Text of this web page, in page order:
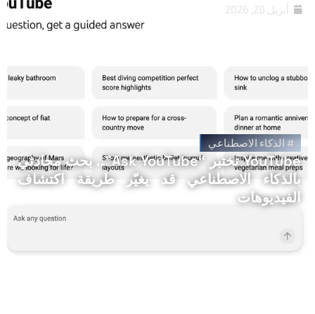
#الذكاء الاصطناعي
YouTube تختبر “Ask YouTube”.. بحث محادثي
بالذكاء الاصطناعي قد يغيّر طريقة اكتشاف
الفيديوهات
أبريل 28, 2026